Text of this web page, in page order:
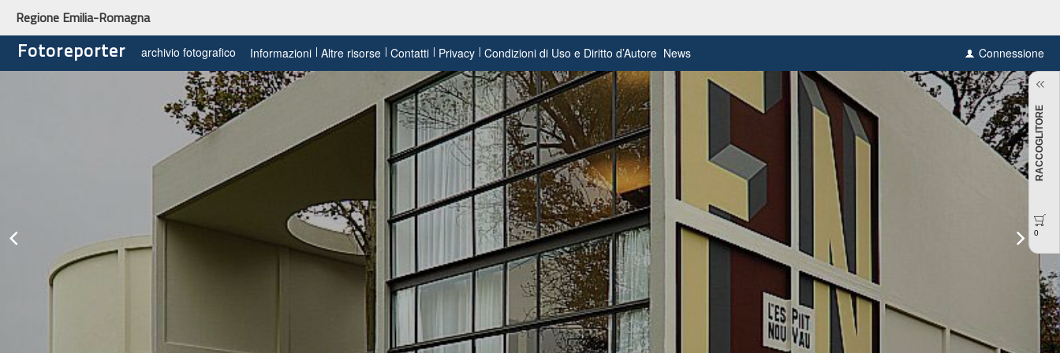
Regione Emilia-Romagna
Fotoreporter archivio fotografico Informazioni Altre risorse Contatti Privacy Condizioni di Uso e Diritto d’Autore News Connessione
RACCOGLITORE
0